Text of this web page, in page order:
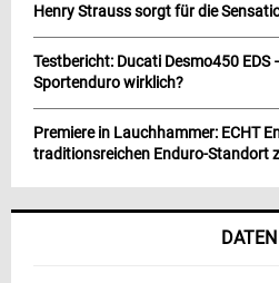
Henry Strauss sorgt für die
Testbericht: Ducati Desmo450
Sportenduro wirklich?
Premiere in Lauchhammer: ECHT
traditionsreichen Enduro-Standort
DATEN